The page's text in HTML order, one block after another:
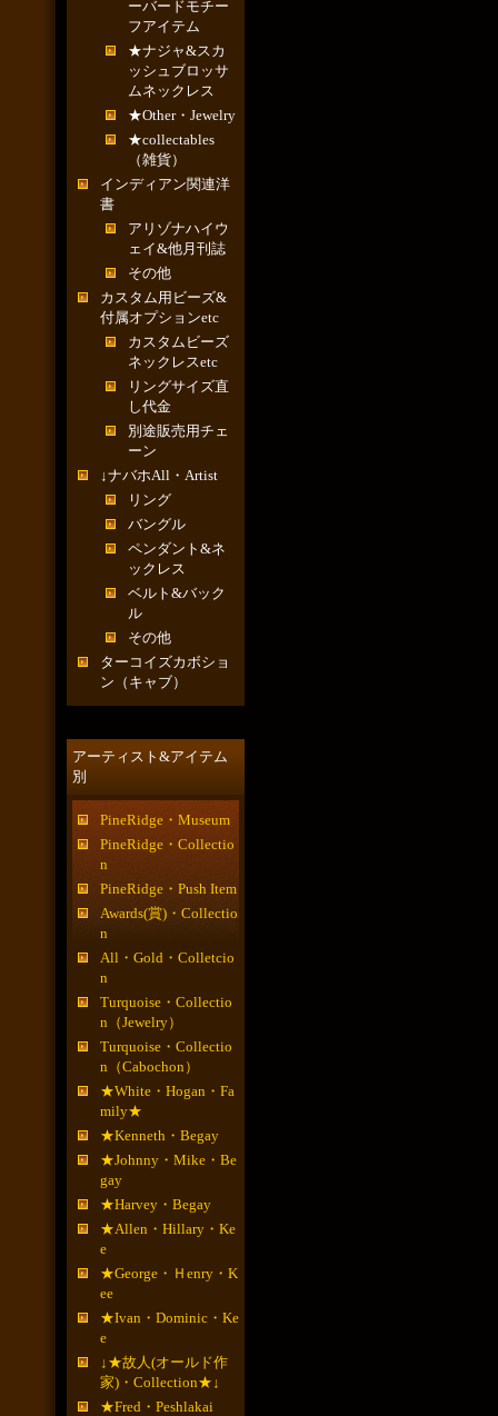
ーバードモチー
フアイテム
★ナジャ&スカ
ッシュブロッサ
ムネックレス
★Other・Jewelry
★collectables
（雑貨）
インディアン関連洋
書
アリゾナハイウ
ェイ&他月刊誌
その他
カスタム用ビーズ&
付属オプションetc
カスタムビーズ
ネックレスetc
リングサイズ直
し代金
別途販売用チェ
ーン
↓ナバホAll・Artist
リング
バングル
ペンダント&ネ
ックレス
ベルト&バック
ル
その他
ターコイズカボショ
ン（キャブ）
アーティスト&アイテム
別
PineRidge・Museum
PineRidge・Collectio
n
PineRidge・Push Item
Awards(賞)・Collectio
n
All・Gold・Colletcio
n
Turquoise・Collectio
n（Jewelry）
Turquoise・Collectio
n（Cabochon）
★White・Hogan・Fa
mily★
★Kenneth・Begay
★Johnny・Mike・Be
gay
★Harvey・Begay
★Allen・Hillary・Ke
e
★George・Ｈenry・K
ee
★Ivan・Dominic・Ke
e
↓★故人(オールド作
家)・Collection★↓
★Fred・Peshlakai